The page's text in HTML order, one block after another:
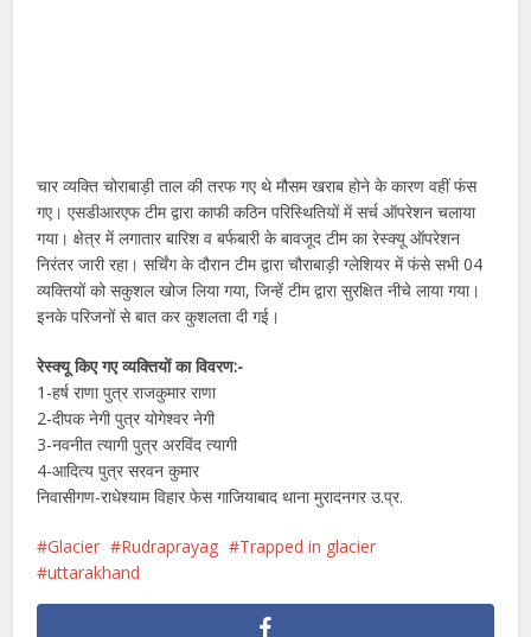
चार व्यक्ति चोराबाड़ी ताल की तरफ गए थे मौसम खराब होने के कारण वहीं फंस
गए। एसडीआरएफ टीम द्वारा काफी कठिन परिस्थितियों में सर्च ऑपरेशन चलाया
गया। क्षेत्र में लगातार बारिश व बर्फबारी के बावजूद टीम का रेस्क्यू ऑपरेशन
निरंतर जारी रहा। सर्चिंग के दौरान टीम द्वारा चौराबाड़ी ग्लेशियर में फंसे सभी 04
व्यक्तियों को सकुशल खोज लिया गया, जिन्हें टीम द्वारा सुरक्षित नीचे लाया गया।
इनके परिजनों से बात कर कुशलता दी गई।
रेस्क्यू किए गए व्यक्तियों का विवरण:-
1-हर्ष राणा पुत्र राजकुमार राणा
2-दीपक नेगी पुत्र योगेश्वर नेगी
3-नवनीत त्यागी पुत्र अरविंद त्यागी
4-आदित्य पुत्र सरवन कुमार
निवासीगण-राधेश्याम विहार फेस गाजियाबाद थाना मुरादनगर उ.प्र.
Glacier Rudraprayag
Trapped in glacier
uttarakhand